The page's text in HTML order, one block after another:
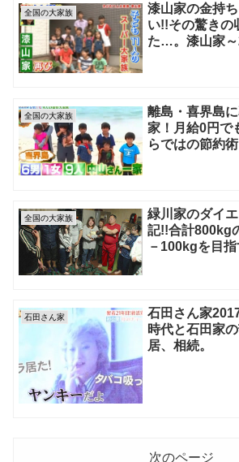
全国の大家族
漆山家の金持
い!!その驚きの
た…。漆山家
全国の大家族
離島・喜界島
家！月給0円で
らではの節約
全国の大家族
緑川家のダイ
記!!合計800kg
－100kgを目
石田さん家
石田さん家
時代と石田家
居、相続。
次のページ